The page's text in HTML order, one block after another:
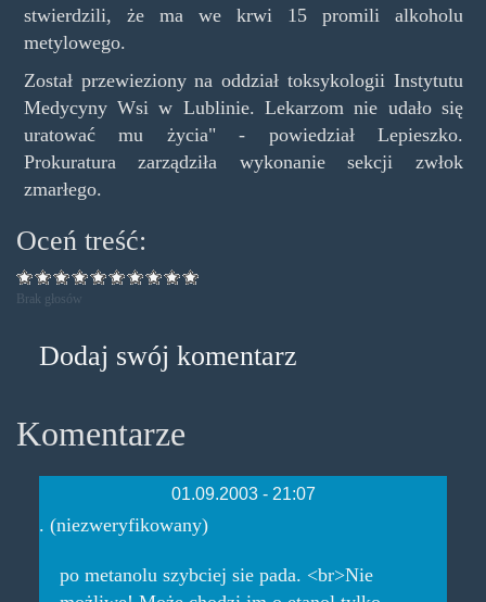
stwierdzili, że ma we krwi 15 promili alkoholu
metylowego.
Został przewieziony na oddział toksykologii Instytutu
Medycyny Wsi w Lublinie. Lekarzom nie udało się
uratować mu życia" - powiedział Lepieszko.
Prokuratura zarządziła wykonanie sekcji zwłok
zmarłego.
Oceń treść:
Brak głosów
Dodaj swój komentarz
Komentarze
01.09.2003 - 21:07
. (niezweryfikowany)
po metanolu szybciej sie pada. <br>Nie